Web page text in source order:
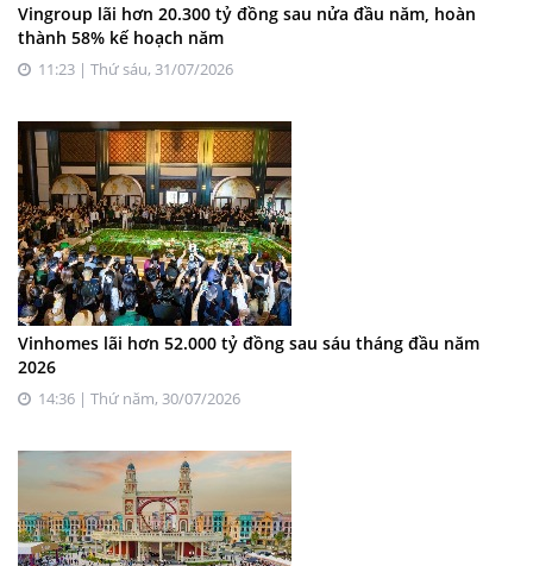
Vingroup lãi hơn 20.300 tỷ đồng sau nửa đầu năm, hoàn
thành 58% kế hoạch năm
11:23 | Thứ sáu, 31/07/2026
Vinhomes lãi hơn 52.000 tỷ đồng sau sáu tháng đầu năm
2026
14:36 | Thứ năm, 30/07/2026